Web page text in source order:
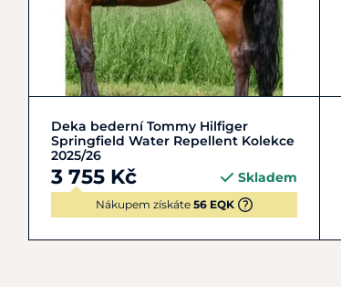
L | 140-145 cm M | 130-135 cm
Deka bederní Tommy Hilfiger
Springfield Water Repellent Kolekce
2025/26
3 755 Kč Skladem
Nákupem získáte 56 EQK